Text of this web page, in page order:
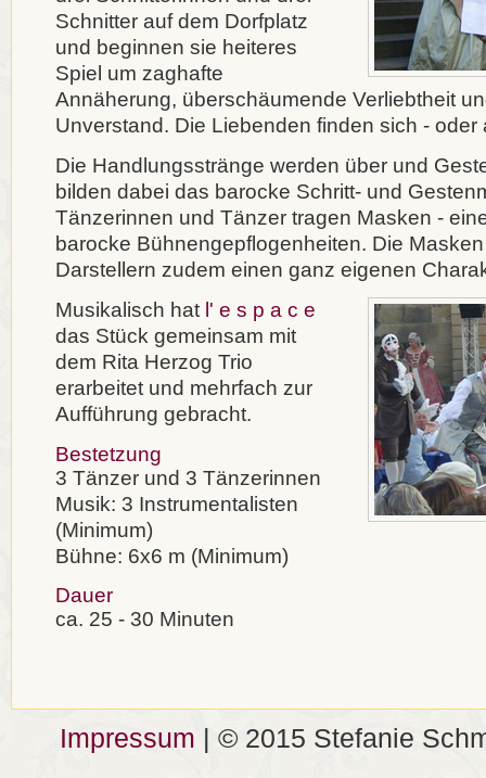
Schnitter auf dem Dorfplatz
und beginnen sie heiteres
Spiel um zaghafte
Annäherung, überschäumende Verliebtheit
Unverstand. Die Liebenden finden sich - oder
Die Handlungsstränge werden über und
bilden dabei das barocke Schritt- und
Tänzerinnen und Tänzer tragen Masken -
barocke Bühnengepflogenheiten. Die
Darstellern zudem einen ganz eigenen
Musikalisch hat l' e s p a c e
das Stück gemeinsam mit
dem Rita Herzog Trio
erarbeitet und mehrfach zur
Aufführung gebracht.
Bestetzung
3 Tänzer und 3 Tänzerinnen
Musik: 3 Instrumentalisten
(Minimum)
Bühne: 6x6 m (Minimum)
Dauer
ca. 25 - 30 Minuten
Impressum | © 2015 Stefanie